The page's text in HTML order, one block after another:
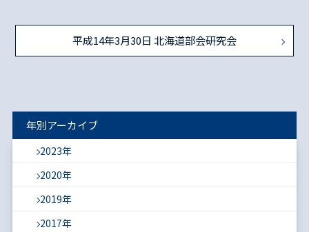
平成14年3月30日 北海道部会研究会
年別アーカイブ
2023年
2020年
2019年
2017年